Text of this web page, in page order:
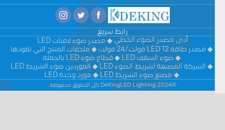
رابط سريع
أدى مصدر الضوء الخطي
مصدر ضوء لافتات LED
مصدر طاقة LED 12 فولت/24 فولت
ملحقات المنتج التي تقودها
ضوء السقف LED
قطاع ضوء LED بالجملة
الشركة المصنعة لشريط الضوء LED
الموردين ضوء الشريط LED
مصنع ضوء الشريط LED
مورد وحدة LED